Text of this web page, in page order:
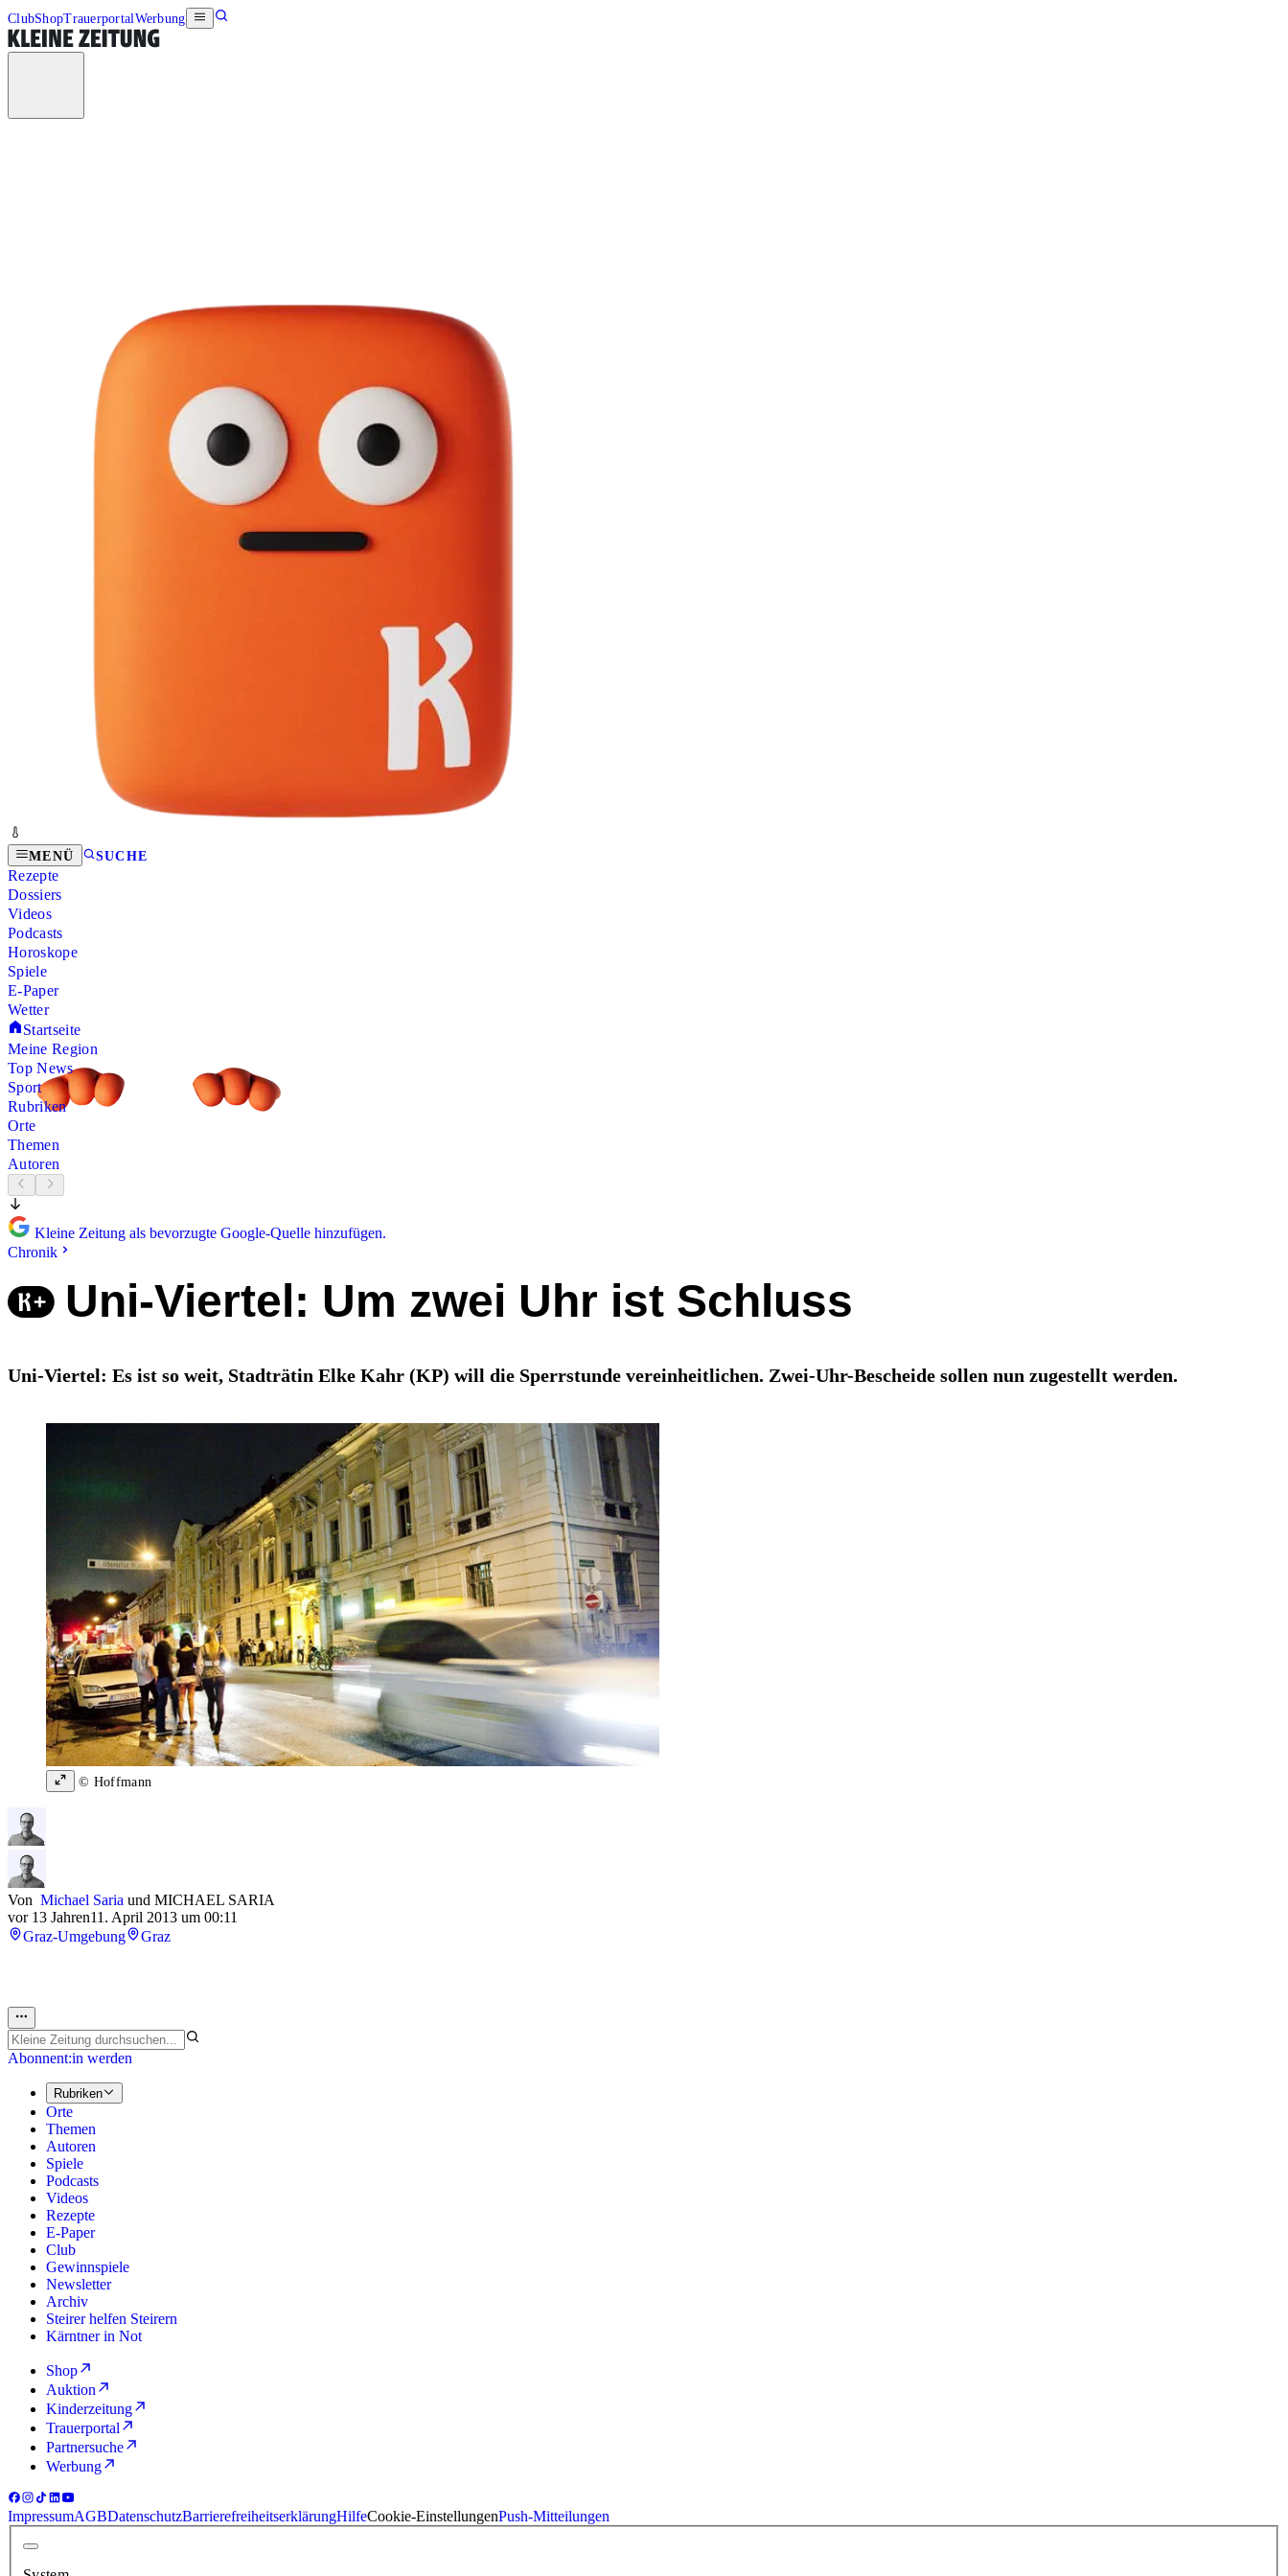
ClubShopTrauerportalWerbung
MENÜ SUCHE
Rezepte
Dossiers
Videos
Podcasts
Horoskope
Spiele
E-Paper
Wetter
Startseite
Meine Region
Top News
Sport
Rubriken
Orte
Themen
Autoren
Kleine Zeitung als bevorzugte Google-Quelle hinzufügen.
Chronik
Uni-Viertel: Um zwei Uhr ist Schluss
Uni-Viertel: Es ist so weit, Stadträtin Elke Kahr (KP) will die Sperrstunde vereinheitlichen. Zwei-Uhr-Bescheide sollen nun zugestellt werden.
© Hoffmann
Von Michael Saria und MICHAEL SARIA
vor 13 Jahren11. April 2013 um 00:11
Graz-Umgebung
Graz
Abonnent:in werden
Rubriken
Orte
Themen
Autoren
Spiele
Podcasts
Videos
Rezepte
E-Paper
Club
Gewinnspiele
Newsletter
Archiv
Steirer helfen Steirern
Kärntner in Not
Shop
Auktion
Kinderzeitung
Trauerportal
Partnersuche
Werbung
ImpressumAGBDatenschutzBarrierefreiheitserklärungHilfeCookie-EinstellungenPush-Mitteilungen